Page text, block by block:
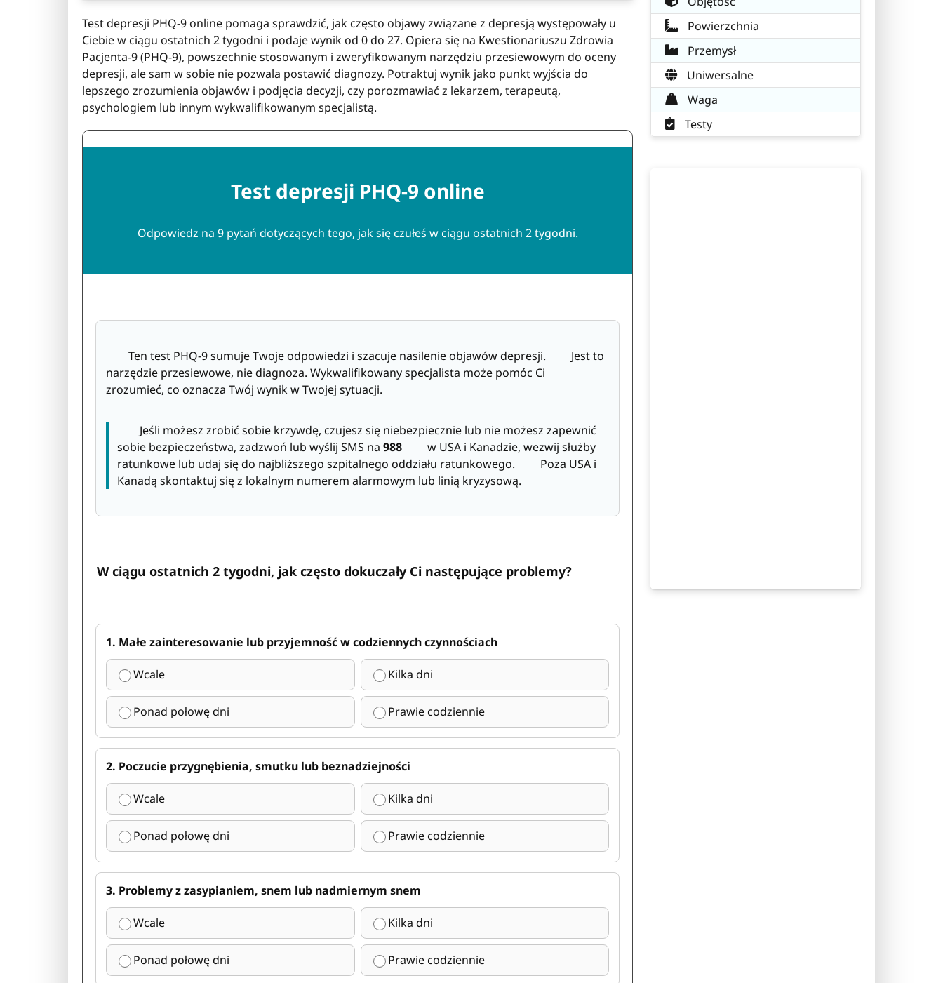
Test depresji PHQ-9 online pomaga sprawdzić, jak często objawy związane z depresją występowały u
Ciebie w ciągu ostatnich 2 tygodni i podaje wynik od 0 do 27. Opiera się na Kwestionariuszu Zdrowia
Pacjenta-9 (PHQ-9), powszechnie stosowanym i zweryfikowanym narzędziu przesiewowym do oceny
depresji, ale sam w sobie nie pozwala postawić diagnozy. Potraktuj wynik jako punkt wyjścia do
lepszego zrozumienia objawów i podjęcia decyzji, czy porozmawiać z lekarzem, terapeutą,
psychologiem lub innym wykwalifikowanym specjalistą.
Test depresji PHQ-9 online
Odpowiedz na 9 pytań dotyczących tego, jak się czułeś w ciągu ostatnich 2 tygodni.
Ten test PHQ-9 sumuje Twoje odpowiedzi i szacuje nasilenie objawów depresji. Jest to
narzędzie przesiewowe, nie diagnoza. Wykwalifikowany specjalista może pomóc Ci
zrozumieć, co oznacza Twój wynik w Twojej sytuacji.
Jeśli możesz zrobić sobie krzywdę, czujesz się niebezpiecznie lub nie możesz zapewnić
sobie bezpieczeństwa, zadzwoń lub wyślij SMS na 988 w USA i Kanadzie, wezwij służby
ratunkowe lub udaj się do najbliższego szpitalnego oddziału ratunkowego. Poza USA i
Kanadą skontaktuj się z lokalnym numerem alarmowym lub linią kryzysową.
W ciągu ostatnich 2 tygodni, jak często dokuczały Ci następujące problemy?
1. Małe zainteresowanie lub przyjemność w codziennych czynnościach
Wcale Kilka dni
Ponad połowę dni Prawie codziennie
2. Poczucie przygnębienia, smutku lub beznadziejności
Wcale Kilka dni
Ponad połowę dni Prawie codziennie
3. Problemy z zasypianiem, snem lub nadmiernym snem
Wcale Kilka dni
Ponad połowę dni Prawie codziennie
Powierzchnia
Przemysł
Uniwersalne
Waga
Testy